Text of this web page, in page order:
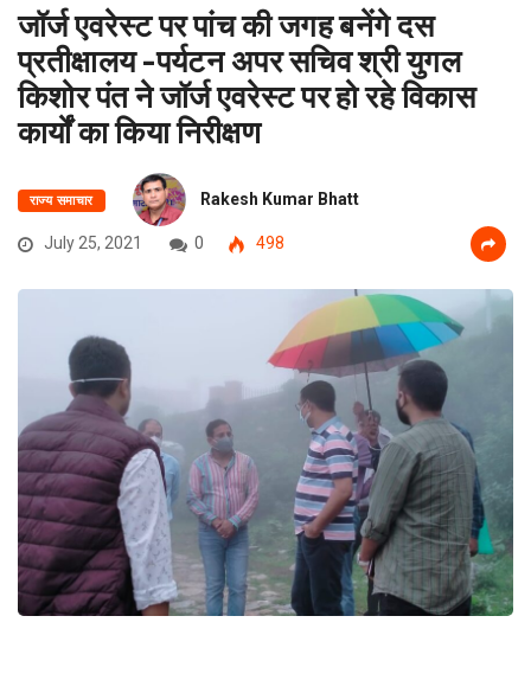
जॉर्ज एवरेस्ट पर पांच की जगह बनेंगे दस
प्रतीक्षालय -पर्यटन अपर सचिव श्री युगल
किशोर पंत ने जॉर्ज एवरेस्ट पर हो रहे विकास
कार्यों का किया निरीक्षण
राज्य समाचार Rakesh Kumar Bhatt
July 25, 2021 0 498